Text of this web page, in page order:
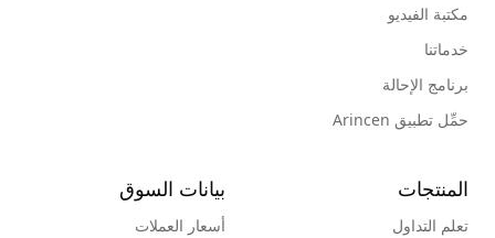
مكتبة الفيديو
خدماتنا
برنامج الإحالة
حمِّل تطبيق Arincen
المنتجات
تعلم التداول
بيانات السوق
أسعار العملات